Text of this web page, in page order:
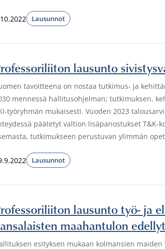
Lausunnot
lausunto
tavoitteena on nostaa tutkimus- ja
mennessä hallitusohjelman; tutkimuksen,
työryhmän mukaisesti. Vuoden 2023
päätetyt valtion lisäpanostukset
tutkimukseen perustuvan ylimmän
Lausunnot
lausunto työ- ja
maahantulon
esityksen mukaan kolmansien